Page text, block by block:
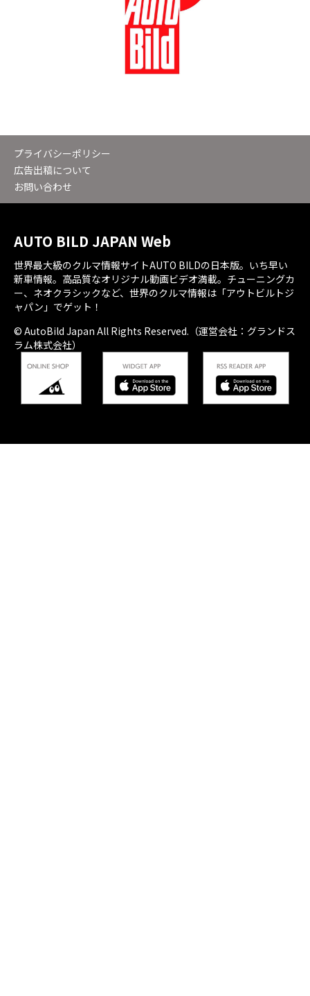
プライバシーポリシー
広告出稿について
お問い合わせ
AUTO BILD JAPAN Web
世界最大級のクルマ情報サイトAUTO BILDの日本版。いち早い
新車情報。高品質なオリジナル動画ビデオ満載。チューニングカ
ー、ネオクラシックなど、世界のクルマ情報は「アウトビルトジ
ャパン」でゲット！
© AutoBild Japan All Rights Reserved.（運営会社：グランドス
ラム株式会社）